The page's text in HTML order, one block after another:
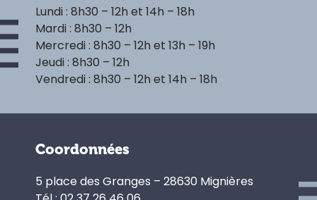
Lundi : 8h30 – 12h et 14h – 18h
Mardi : 8h30 – 12h
Mercredi : 8h30 – 12h et 13h – 19h
Jeudi : 8h30 – 12h
Vendredi : 8h30 – 12h et 14h – 18h
Coordonnées
5 place des Granges – 28630 Mignières